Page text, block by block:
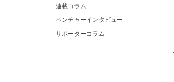
連載コラム
ベンチャーインタビュー
サポーターコラム